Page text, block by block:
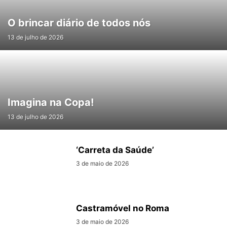
O brincar diário de todos nós
13 de julho de 2026
Imagina na Copa!
13 de julho de 2026
‘Carreta da Saúde’
3 de maio de 2026
Castramóvel no Roma
3 de maio de 2026